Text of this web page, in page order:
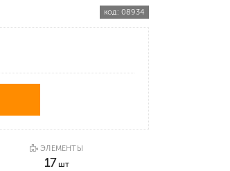
код: 08934
ЭЛЕМЕНТЫ
17шт